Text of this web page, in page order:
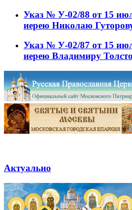
Указ № У-02/88 от 15
иерею Николаю
Указ № У-02/87 от 15
иерею Владимиру
Актуально